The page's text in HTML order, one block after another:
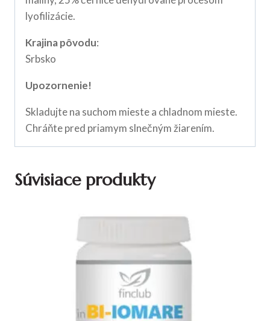
lyofilizácie.
Krajina pôvodu:
Srbsko
Upozornenie!
Skladujte na suchom mieste a chladnom mieste.
Chráňte pred priamym slnečným žiarením.
Súvisiace produkty